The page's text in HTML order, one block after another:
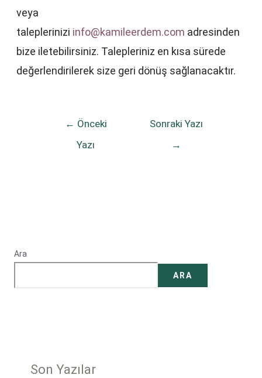
veya
taleplerinizi info@kamileerdem.com adresinden
bize iletebilirsiniz. Talepleriniz en kısa sürede
değerlendirilerek size geri dönüş sağlanacaktır.
← Önceki
Yazı
Sonraki Yazı
→
Ara
ARA
Son Yazılar